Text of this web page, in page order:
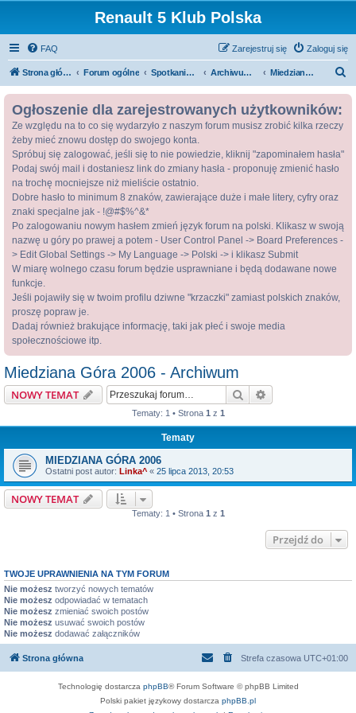
Renault 5 Klub Polska
FAQ Zaloguj się
Zarejestruj się
Strona główna Forum ogólne Spotkania / Zloty Archiwum zlotów Miedziana Góra 2006 - Archiwum
Ogłoszenie dla zarejestrowanych użytkowników:
Ze względu na to co się wydarzyło z naszym forum musisz zrobić kilka rzeczy
żeby mieć znowu dostęp do swojego konta.
Spróbuj się zalogować, jeśli się to nie powiedzie, kliknij "zapominałem hasła"
Podaj swój mail i dostaniesz link do zmiany hasła - proponuję zmienić hasło
na trochę mocniejsze niż mieliście ostatnio.
Dobre hasło to minimum 8 znaków, zawierające duże i małe litery, cyfry oraz
znaki specjalne jak - !@#$%^&*
Po zalogowaniu nowym hasłem zmień język forum na polski. Klikasz w swoją
nazwę u góry po prawej a potem - User Control Panel -> Board Preferences -
> Edit Global Settings -> My Language -> Polski -> i klikasz Submit
W miarę wolnego czasu forum będzie usprawniane i będą dodawane nowe
funkcje.
Jeśli pojawiły się w twoim profilu dziwne "krzaczki" zamiast polskich znaków,
proszę popraw je.
Dadaj również brakujące informację, taki jak płeć i swoje media
społecznościowe itp.
Miedziana Góra 2006 - Archiwum
NOWY TEMAT Szukaj
Tematy: 1 • Strona 1 z 1
Tematy
MIEDZIANA GÓRA 2006
Ostatni post autor: Linka^ « 25 lipca 2013, 20:53
NOWY TEMAT
Tematy: 1 • Strona 1 z 1
Przejdź do
TWOJE UPRAWNIENIA NA TYM FORUM
Nie możesz tworzyć nowych tematów
Nie możesz odpowiadać w tematach
Nie możesz zmieniać swoich postów
Nie możesz usuwać swoich postów
Nie możesz dodawać załączników
Strona główna Strefa czasowa UTC+01:00
Technologię dostarcza phpBB® Forum Software © phpBB Limited
Polski pakiet językowy dostarcza phpBB.pl